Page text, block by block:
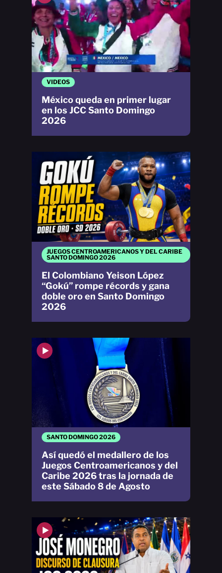
VIDEOS
México queda en primer lugar
en los JCC Santo Domingo
2026
SANTO DOMINGO 2026
Así quedó el medallero de los
Juegos Centroamericanos y del
Caribe 2026 tras la jornada de
este Sábado 8 de Agosto
JUEGOS CENTROAMERICANOS Y DEL CARIBE
SANTO DOMINGO 2026
El Colombiano Yeison López
“Gokú” rompe récords y gana
doble oro en Santo Domingo
2026